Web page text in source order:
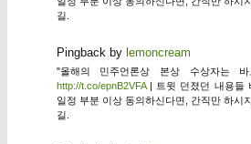
길.
Pingback by lemoncream
"올해의 민주언론상 본상 수상자는
http://t.co/epnB2VFA| 트윗 던졌던 내용들
일정 부분 이상 동의하신다면, 간직만 하시
길.